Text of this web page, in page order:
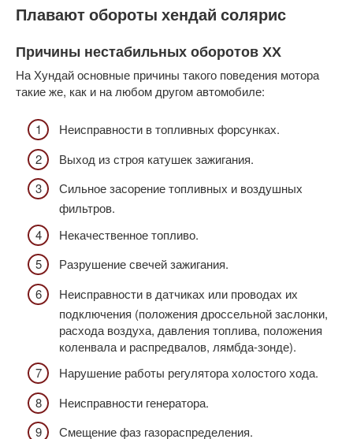
Плавают обороты хендай солярис
Причины нестабильных оборотов ХХ
На Хундай основные причины такого поведения мотора
такие же, как и на любом другом автомобиле:
Неисправности в топливных форсунках.
Выход из строя катушек зажигания.
Сильное засорение топливных и воздушных
фильтров.
Некачественное топливо.
Разрушение свечей зажигания.
Неисправности в датчиках или проводах их
подключения (положения дроссельной заслонки,
расхода воздуха, давления топлива, положения
коленвала и распредвалов, лямбда-зонде).
Нарушение работы регулятора холостого хода.
Неисправности генератора.
Смещение фаз газораспределения.